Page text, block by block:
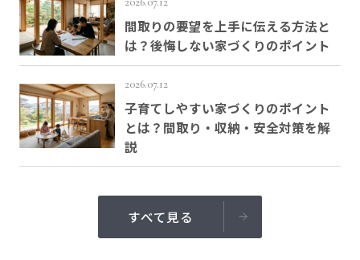
間取りの要望を上手に伝える方法と
は？後悔しない家づくりのポイント
2026.07.12
子育てしやすい家づくりのポイント
とは？間取り・収納・安全対策を解
説
すべて見る